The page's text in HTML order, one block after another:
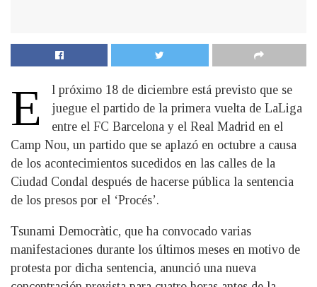
E
l próximo 18 de diciembre está previsto que se
juegue el partido de la primera vuelta de LaLiga
entre el FC Barcelona y el Real Madrid en el
Camp Nou, un partido que se aplazó en octubre a causa
de los acontecimientos sucedidos en las calles de la
Ciudad Condal después de hacerse pública la sentencia
de los presos por el ‘Procés’.
Tsunami Democràtic, que ha convocado varias
manifestaciones durante los últimos meses en motivo de
protesta por dicha sentencia, anunció una nueva